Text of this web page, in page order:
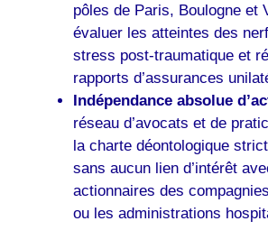
pôles de Paris, Boulogne et
évaluer les atteintes des
stress post-traumatique et
rapports d’assurances
Indépendance absolue
réseau d’avocats et de
la charte déontologique
sans aucun lien d’intérêt
actionnaires des
ou les administrations